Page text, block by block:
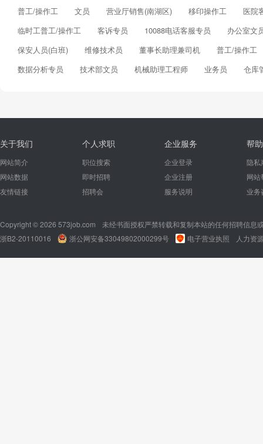
普工/操作工 文员 营业厅销售(南湖区) 移印操作工
医院
临时工普工/操作工
客诉专员 10088电话客服专员
办公室文
保安人员(白班)
维修技术员 董事长助理兼司机
普工/操作工
数据分析专员
技术部文员 机械助理工程师 业务员 仓库
关于我们
网站简介
网站数据
友情链接
个人求职
职位搜索
即时招聘
招聘会
企业服务
企业登录
企业注册
服务说明
帮
隐私
网站
业务
Copyright © 2026 573job.com
未经书面授权严禁转载和复制本站的任何招聘信息
浙B2-20110016
浙公网安备33049802000299号 电子营业执照 人力资